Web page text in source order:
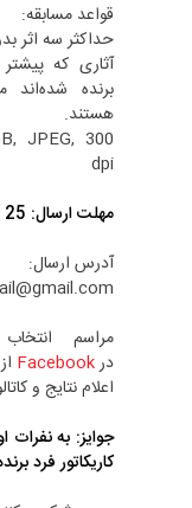
قواعد مسابقه:
حداکثر سه اثر
آثاری که
برنده
هستند.
JPEG, 300
dpi
مهلت ارسال: 25 نوامبر 2022 (4 آذر)
آدرس ارسال:
مراسم
درFacebook از 1 تا 10 دسامبر
اعلام نتایج و کاتالوگ: 20
جوایز: به
کاریکاتور فرد برنده،